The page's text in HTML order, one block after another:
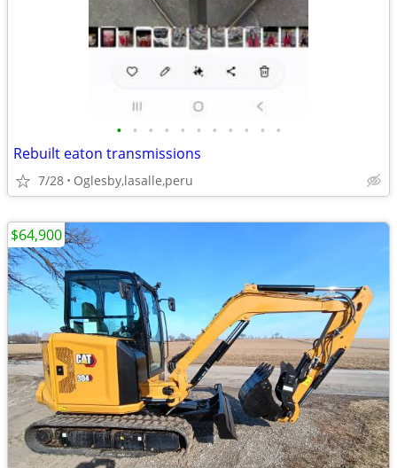
• • • • • • • • • • •
Rebuilt eaton transmissions
7/28 Oglesby,lasalle,peru
$64,900